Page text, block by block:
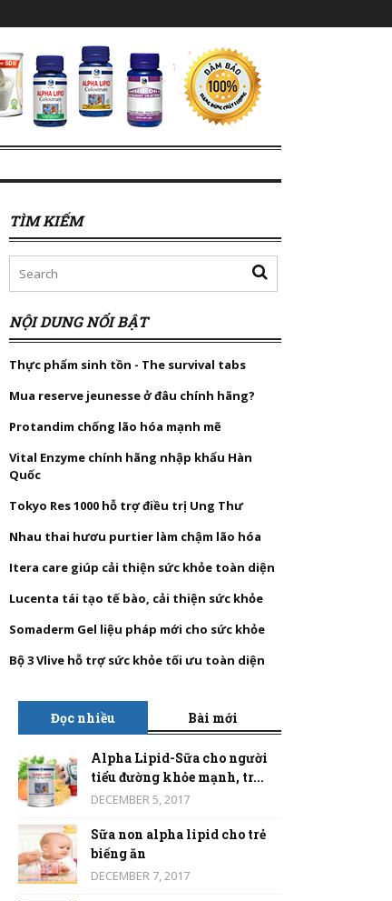
TÌM KIẾM
NỘI DUNG NỔI BẬT
Thực phẩm sinh tồn - The survival tabs
Mua reserve jeunesse ở đâu chính hãng?
Protandim chống lão hóa mạnh mẽ
Vital Enzyme chính hãng nhập khẩu Hàn
Quốc
Tokyo Res 1000 hỗ trợ điều trị Ung Thư
Nhau thai hươu purtier làm chậm lão hóa
Itera care giúp cải thiện sức khỏe toàn diện
Lucenta tái tạo tế bào, cải thiện sức khỏe
Somaderm Gel liệu pháp mới cho sức khỏe
Bộ 3 Vlive hỗ trợ sức khỏe tối ưu toàn diện
Đọc nhiều Bài mới
Alpha Lipid-Sữa cho người
tiểu đường khỏe mạnh, tr...
DECEMBER 5, 2017
Sữa non alpha lipid cho trẻ
biếng ăn
DECEMBER 7, 2017